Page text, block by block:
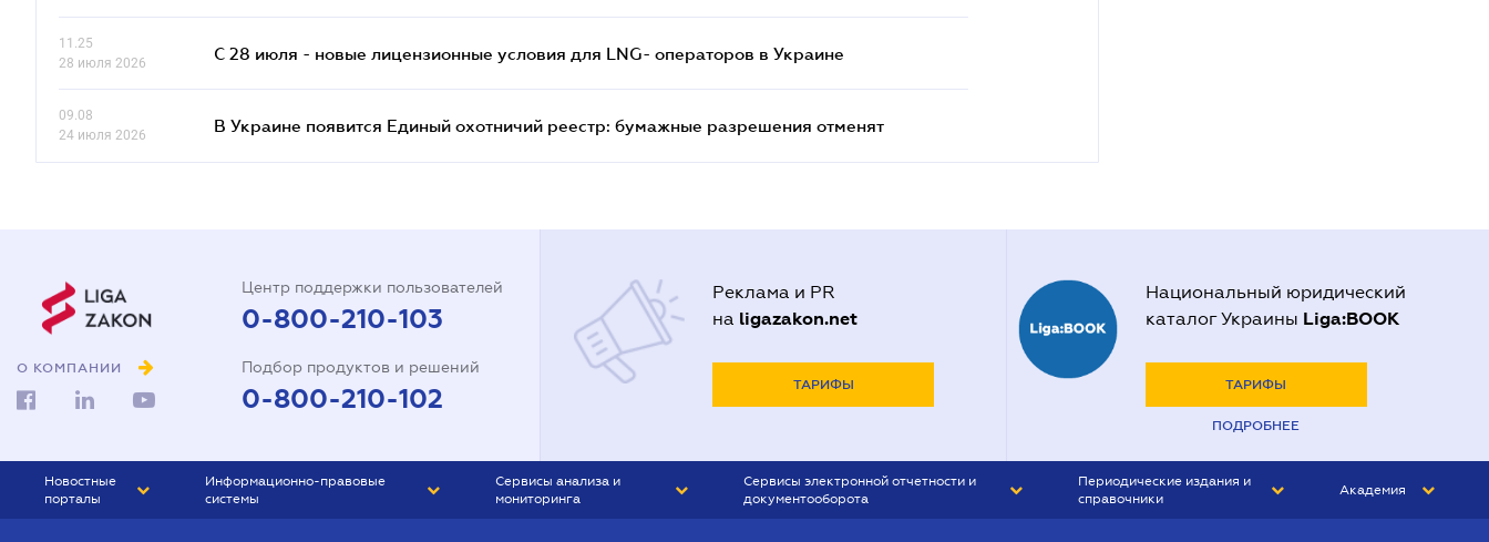
11.25
28 июля 2026
С 28 июля - новые лицензионные условия для LNG- операторов в Украине
09.08
24 июля 2026
В Украине появится Единый охотничий реестр: бумажные разрешения отменят
О КОМПАНИИ
Центр поддержки пользователей
0-800-210-103
Подбор продуктов и решений
0-800-210-102
Реклама и PR
на ligazakon.net
ТАРИФЫ
Национальный юридический
каталог Украины Liga:BOOK
ТАРИФЫ
ПОДРОБНЕЕ
Новостные
порталы
Информационно-правовые
системы
Сервисы анализа и
мониторинга
Сервисы электронной отчетности и
документооборота
Периодические издания и
справочники
Академия